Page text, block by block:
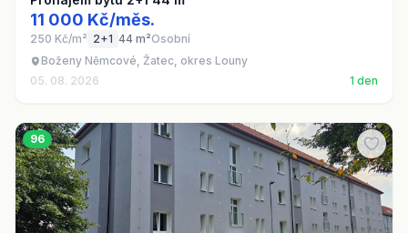
11 000 Kč/měs.
250 Kč/m² 2+1 44 m²Osobní
Boženy Němcové, Žatec, okres Louny
05. 08. 2026
1 den
96